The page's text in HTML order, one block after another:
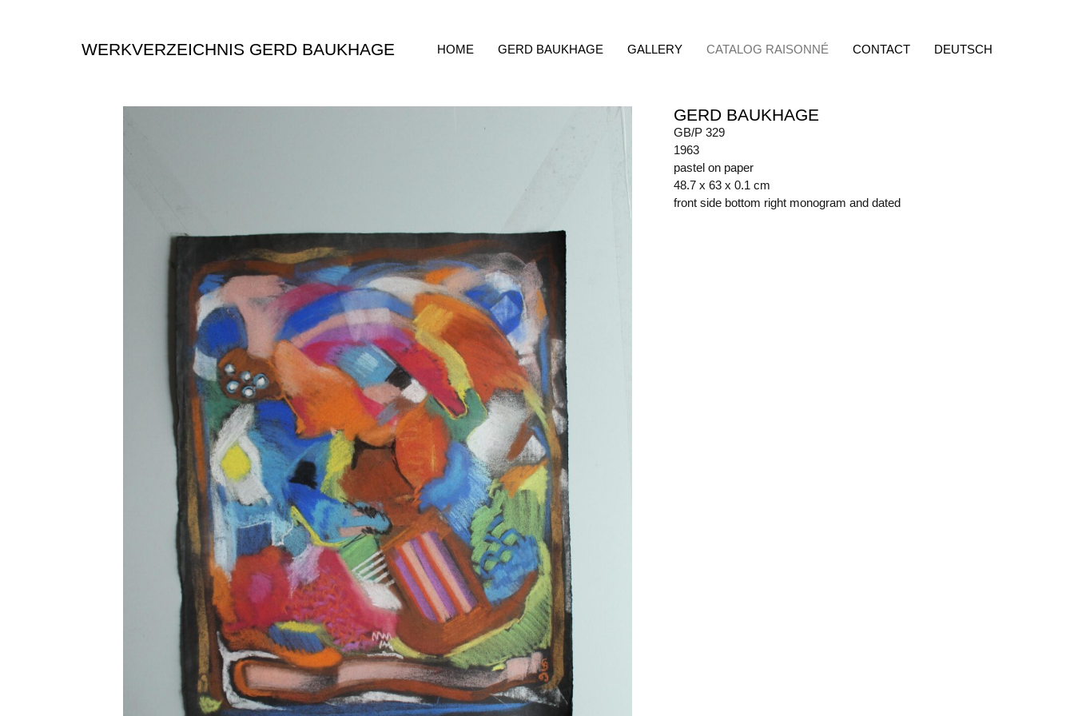
WERKVERZEICHNIS GERD BAUKHAGE HOME GERD BAUKHAGE GALLERY CATALOG RAISONNÉ CONTACT DEUTSCH
GERD BAUKHAGE
GB/P 329
1963
pastel on paper
48.7 x 63 x 0.1 cm
front side bottom right monogram and dated